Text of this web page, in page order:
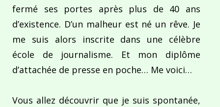
fermé ses portes après plus de 40 ans
d’existence. D’un malheur est né un rêve. Je
me suis alors inscrite dans une célèbre
école de journalisme. Et mon diplôme
d’attachée de presse en poche… Me voici…
Vous allez découvrir que je suis spontanée,